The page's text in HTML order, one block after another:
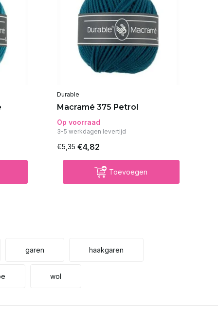
Durable
Macramé 375 Petrol
Op voorraad
3-5 werkdagen levertijd
€5,35 €4,82
Toevoegen
garen haakgaren
wol